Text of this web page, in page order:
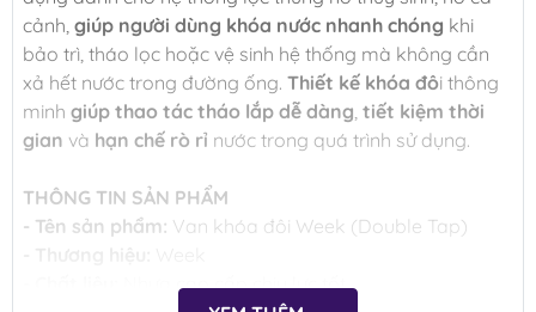
cảnh, giúp người dùng khóa nước nhanh chóng khi
bảo trì, tháo lọc hoặc vệ sinh hệ thống mà không cần
xả hết nước trong đường ống. Thiết kế khóa đôi thông
minh giúp thao tác tháo lắp dễ dàng, tiết kiệm thời
gian và hạn chế rò rỉ nước trong quá trình sử dụng.
THÔNG TIN SẢN PHẨM
- Tên sản phẩm: Van khóa đôi Week (Double Tap)
Nhựa cao cấp chịu lực tốt